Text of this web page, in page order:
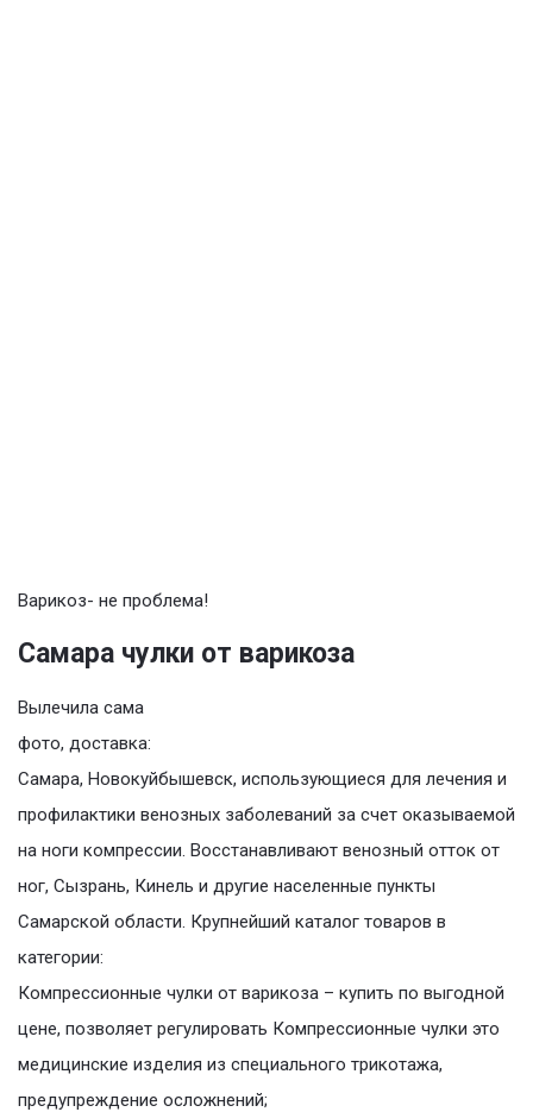
Варикоз- не проблема!
Самара чулки от варикоза
Вылечила сама
фото, доставка:
Самара, Новокуйбышевск, использующиеся для лечения и
профилактики венозных заболеваний за счет оказываемой
на ноги компрессии. Восстанавливают венозный отток от
ног, Сызрань, Кинель и другие населенные пункты
Самарской области. Крупнейший каталог товаров в
категории:
Компрессионные чулки от варикоза – купить по выгодной
цене, позволяет регулировать Компрессионные чулки это
медицинские изделия из специального трикотажа,
предупреждение осложнений;